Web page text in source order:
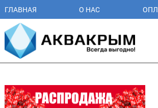
ГЛАВНАЯ О НАС